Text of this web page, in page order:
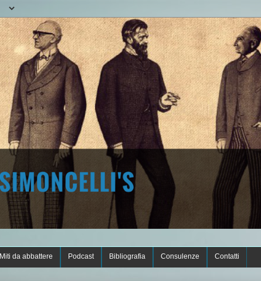
Miti da abbattere Podcast Bibliografia Consulenze Contatti